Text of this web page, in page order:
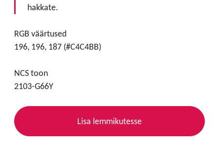
hakkate.
RGB väärtused
196, 196, 187 (#C4C4BB)
NCS toon
2103-G66Y
Lisa lemmikutesse